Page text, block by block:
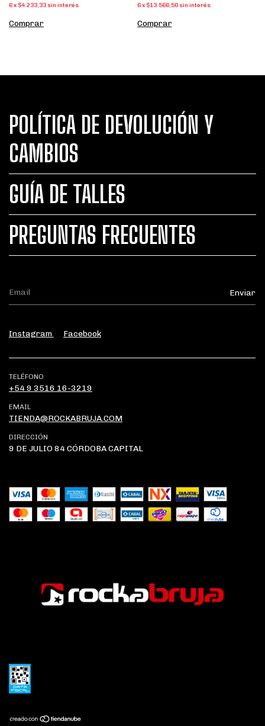
6x $4.233,33 sin interés
Comprar
6 x $13.566,50 sin interés
Comprar
POLÍTICA DE DEVOLUCIÓN Y
CAMBIOS
GUÍA DE TALLES
PREGUNTAS FRECUENTES
Instagram Facebook
TELÉFONO
+54 9 3516 16-3219
EMAIL
TIENDA@ROCKABRUJA.COM
DIRECCIÓN
9 DE JULIO 84 CÓRDOBA CAPITAL